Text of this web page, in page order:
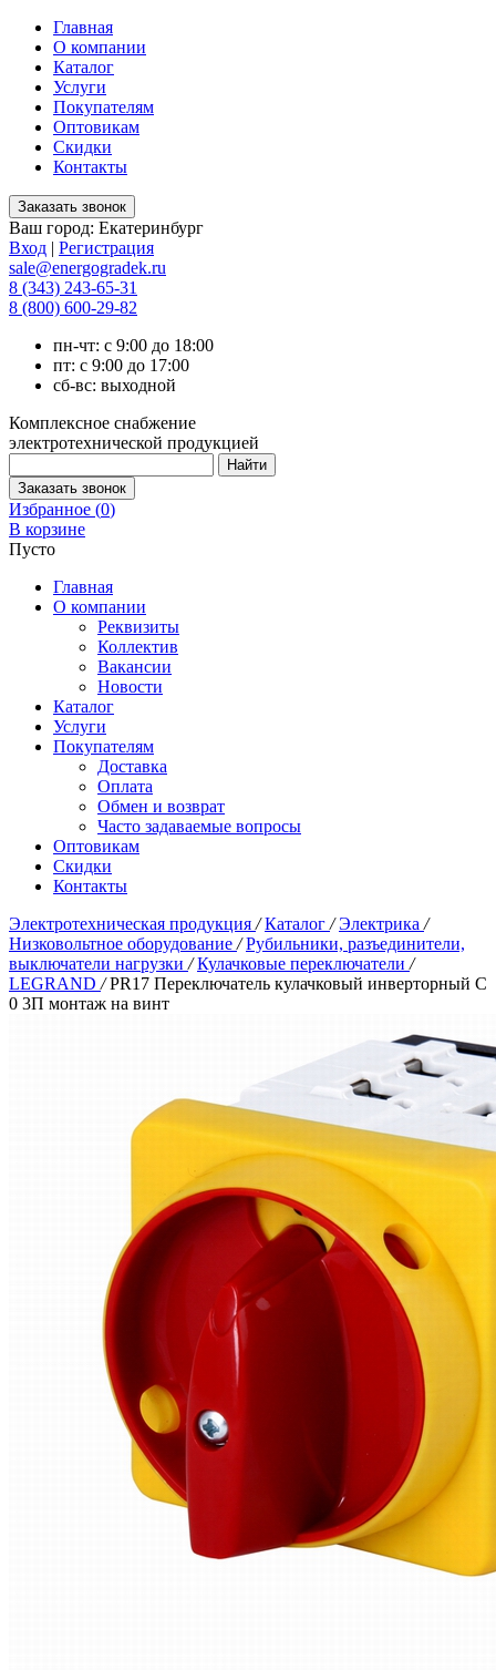
Главная
О компании
Каталог
Услуги
Покупателям
Оптовикам
Скидки
Контакты
Ваш город: Екатеринбург
Вход | Регистрация
sale@energogradek.ru
8 (343) 243-65-31
8 (800) 600-29-82
пн-чт: с 9:00 до 18:00
пт: с 9:00 до 17:00
сб-вс: выходной
Комплексное снабжение
электротехнической продукцией
Избранное (0)
В корзине
Пусто
Главная
О компании
Реквизиты
Коллектив
Вакансии
Новости
Каталог
Услуги
Покупателям
Доставка
Оплата
Обмен и возврат
Часто задаваемые вопросы
Оптовикам
Скидки
Контакты
Электротехническая продукция / Каталог / Электрика /
Низковольтное оборудование / Рубильники, разъединители,
выключатели нагрузки / Кулачковые переключатели /
LEGRAND / PR17 Переключатель кулачковый инверторный С
0 3П монтаж на винт